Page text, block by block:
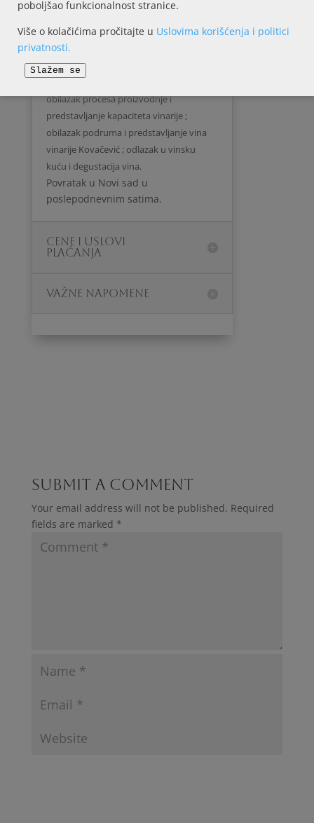
ugradjena moderna vinska oprema i u
koju se primenjuju postulati savremene
tehnologije.
Sledi program obilaska : dolazak u
vinariju Kovačević ( podrum 1930) ;
obilazak procesa proizvodnje i
predstavljanje kapaciteta vinarije ;
obilazak podruma i predstavljanje vina
vinarije Kovačević ; odlazak u vinsku
kuću i degustacija vina.
Povratak u Novi sad u
poslepodnevnim satima.
CENE I USLOVI
PLAĆANJA
VAŽNE NAPOMENE
Submit a Comment
Your email address will not be published. Required
fields are marked *
poboljšao funkcionalnost stranice.
Više o kolačićima pročitajte u Uslovima korišćenja i politici
privatnosti.
Slažem se